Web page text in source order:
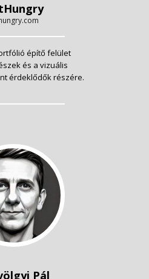
építő felület
és a vizuális
érdeklődők részére.
Pál